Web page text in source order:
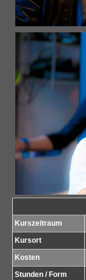
Kurszeitraum
Kursort
Kosten
Stunden / Form